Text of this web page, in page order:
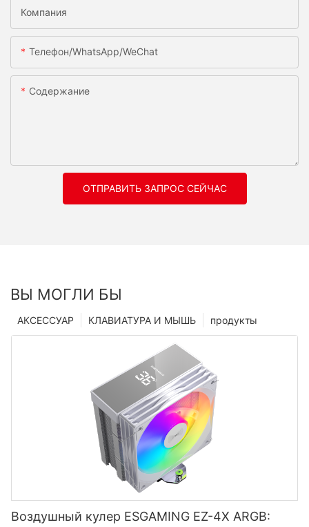
Компания
Телефон/WhatsApp/WeChat
Содержание
ОТПРАВИТЬ ЗАПРОС СЕЙЧАС
ВЫ МОГЛИ БЫ
продукты
КЛАВИАТУРА И МЫШЬ
АКСЕССУАР
Воздушный кулер ESGAMING EZ-4X ARGB: